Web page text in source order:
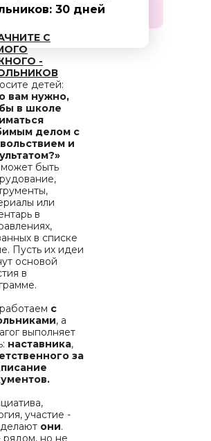
С
-
детей:
вам нужно,
в школе
делом с
и
быть
или
в
в списке
Пусть их идеи
основой
в
с
, а
выполняет
наставника,
за
участие -
они.
рядом, но не
30 дней